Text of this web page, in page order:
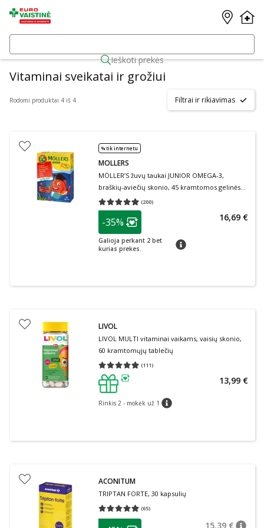
Ieškoti prekės
Vitaminai sveikatai ir grožiui
Rodomi produktai 4 iš 4 Filtrai ir rikiavimas
% tik internetu
MOLLERS
MÖLLER’S žuvų taukai JUNIOR OMEGA-3,
braškių-aviečių skonio, 45 kramtomos gelinės
žuvelės, 45 guminukų
(200)
Vidutinis įvertinimas 4.95
patarimas
Lojalumo klubo narių nuolaida
-35%
Galioja perkant 2 bet
kurias prekes.
patarimas
16,69 €
LIVOL
LIVOL MULTI vitaminai vaikams, vaisių skonio,
60 kramtomųjų tablečių
(111)
Vidutinis įvertinimas 4.88
patarimas
Rinkis 2 - mokėk už 1 patarimas
13,99 €
ACONITUM
TRIPTAN FORTE, 30 kapsulių
(65)
Vidutinis įvertinimas 4.86
patarimas 15,39 €